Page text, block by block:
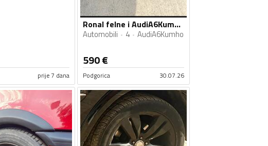
prije 7 dana
Ronal felne i AudiA6Kumho gume
Automobili 4 AudiA6Kumho
590€
Podgorica 30.07.26